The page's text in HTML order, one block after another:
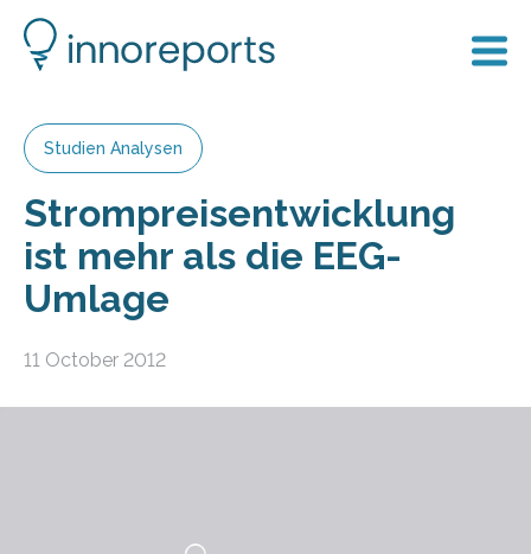
Studien Analysen
Strompreisentwicklung
ist mehr als die EEG-
Umlage
11 October 2012